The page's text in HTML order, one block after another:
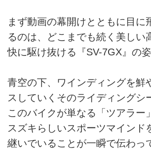
まず動画の幕開けとともに目に
るのは、どこまでも続く美しい
快に駆け抜ける『SV-7GX』の姿
青空の下、ワインディングを鮮
スしていくそのライディングシ
このバイクが単なる「ツアラー
スズキらしいスポーツマインド
継いでいることが一瞬で伝わっ